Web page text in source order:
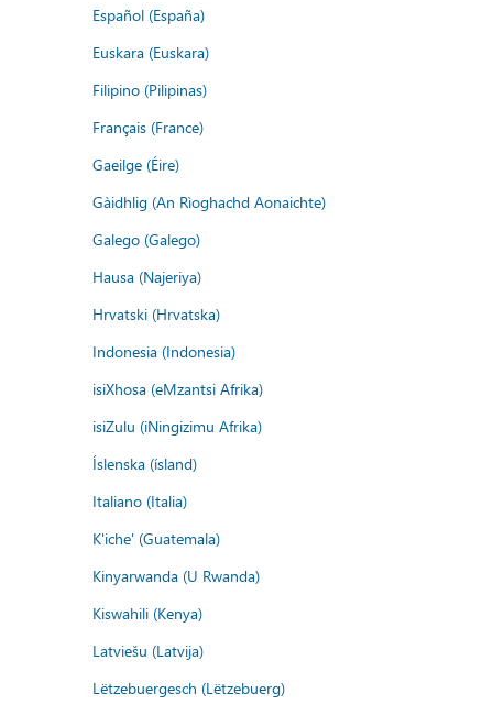
Español (España)
Euskara (Euskara)
Filipino (Pilipinas)
Français (France)
Gaeilge (Éire)
Gàidhlig (An Rìoghachd Aonaichte)
Galego (Galego)
Hausa (Najeriya)
Hrvatski (Hrvatska)
Indonesia (Indonesia)
isiXhosa (eMzantsi Afrika)
isiZulu (iNingizimu Afrika)
Íslenska (ísland)
Italiano (Italia)
K'iche' (Guatemala)
Kinyarwanda (U Rwanda)
Kiswahili (Kenya)
Latviešu (Latvija)
Lëtzebuergesch (Lëtzebuerg)